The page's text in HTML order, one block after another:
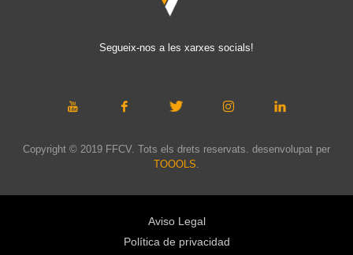
Segueix-nos a les xarxes socials!
Copyright © 2019 FFCV. Tots els drets reservats. desenvolupat per
TOOOLS
Aviso Legal
Política de privacidad